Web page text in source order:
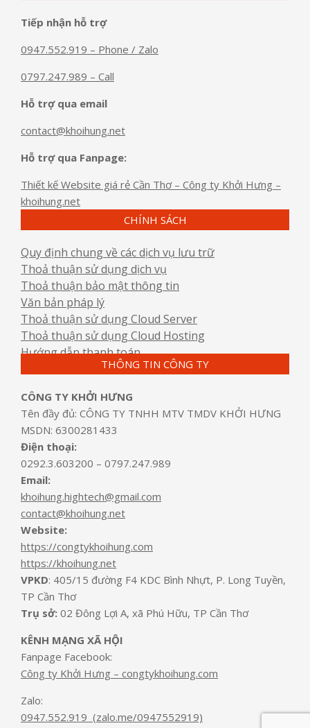
Tiếp nhận hỗ trợ
0947.552.919 – Phone / Zalo
0797.247.989 – Call
Hỗ trợ qua email
contact@khoihung.net
Hỗ trợ qua Fanpage:
Thiết kế Website giá rẻ Cần Thơ – Công ty Khởi Hưng –
khoihung.net
CHÍNH SÁCH
Quy định chung về các dịch vụ lưu trữ
Thoả thuận sử dụng dịch vụ
Thoả thuận bảo mật thông tin
Văn bản pháp lý
Thoả thuận sử dụng Cloud Server
Thoả thuận sử dụng Cloud Hosting
Hướng dẫn thanh toán
THÔNG TIN CÔNG TY
CÔNG TY KHỞI HƯNG
Tên đầy đủ: CÔNG TY TNHH MTV TMDV KHỞI HƯNG
MSDN: 6300281433
Điện thoại:
0292.3.603200 – 0797.247.989
Email:
khoihung.hightech@gmail.com
contact@khoihung.net
Website:
https://congtykhoihung.com
https://khoihung.net
VPKD: 405/15 đường F4 KDC Bình Nhựt, P. Long Tuyền,
TP Cần Thơ
Trụ sở: 02 Đông Lợi A, xã Phú Hữu, TP Cần Thơ
KÊNH MẠNG XÃ HỘI
Fanpage Facebook:
Công ty Khởi Hưng – congtykhoihung.com
Zalo:
0947.552.919 (zalo.me/0947552919)